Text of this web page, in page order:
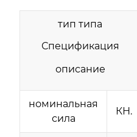
тип типа
Спецификация
описание
номинальная
сила
КН.